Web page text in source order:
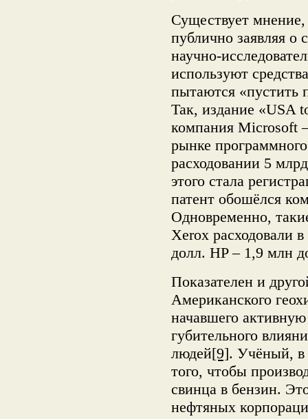
Существует
публично заявляя о
научно-
используют
пытаются «пустить
Так, издание «USA
компания Microsoft
рынке
расходовании 5
этого стала
патент обошёлся
Одновременно,
Xerox расходовали
долл. HP – 1,9 млн
Показателен и
Американского
начавшего
губительного
людей[9]. Учёный, в
того, чтобы
свинца в бензин.
нефтяных